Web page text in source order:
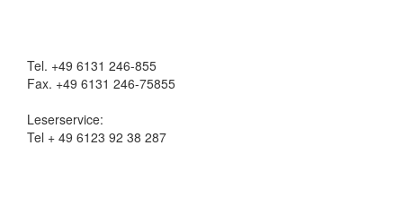
Tel. +49 6131 246-855
Fax. +49 6131 246-75855
Leserservice:
Tel + 49 6123 92 38 287